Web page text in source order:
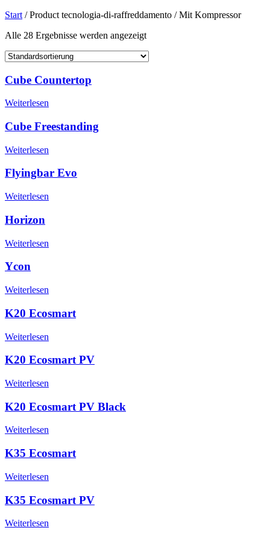
Start / Product tecnologia-di-raffreddamento / Mit Kompressor
Alle 28 Ergebnisse werden angezeigt
Cube Countertop
Weiterlesen
Cube Freestanding
Weiterlesen
Flyingbar Evo
Weiterlesen
Horizon
Weiterlesen
Ycon
Weiterlesen
K20 Ecosmart
Weiterlesen
K20 Ecosmart PV
Weiterlesen
K20 Ecosmart PV Black
Weiterlesen
K35 Ecosmart
Weiterlesen
K35 Ecosmart PV
Weiterlesen